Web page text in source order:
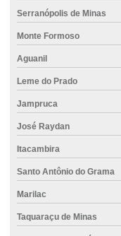
Serranópolis de Minas
Monte Formoso
Aguanil
Leme do Prado
Jampruca
José Raydan
Itacambira
Santo Antônio do Grama
Marilac
Taquaraçu de Minas